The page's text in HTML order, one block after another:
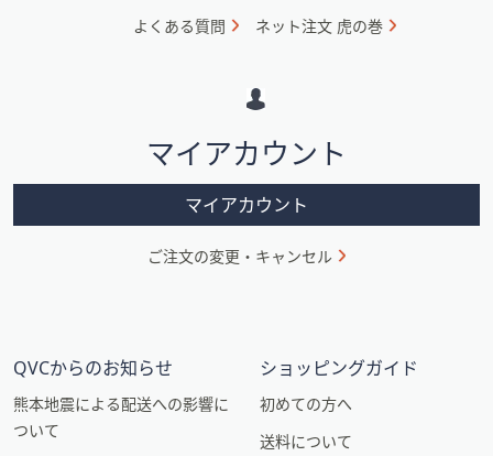
ン
よくある質問 ネット注文 虎の巻
マイアカウント
マイアカウント
ご注文の変更・キャンセル
QVCからのお知らせ
熊本地震による配送への影響に
ついて
ショッピングガイド
初めての方へ
送料について